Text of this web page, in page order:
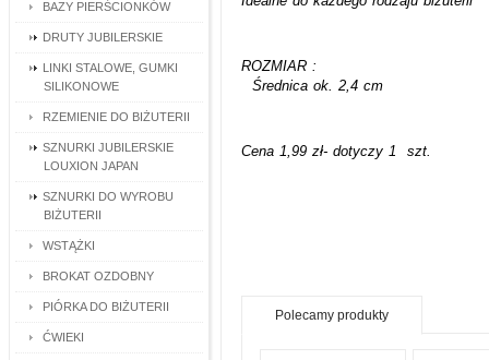
BAZY PIERŚCIONKÓW
DRUTY JUBILERSKIE
LINKI STALOWE, GUMKI
SILIKONOWE
RZEMIENIE DO BIŻUTERII
SZNURKI JUBILERSKIE
LOUXION JAPAN
SZNURKI DO WYROBU
BIŻUTERII
WSTĄŻKI
BROKAT OZDOBNY
PIÓRKA DO BIŻUTERII
ĆWIEKI
ROZMIAR :
Średnica ok. 2,4 cm
Cena 1,99 zł- dotyczy 1 szt.
Polecamy produkty